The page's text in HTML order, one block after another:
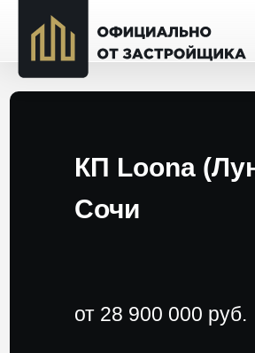
КП Loona
Сочи
от 28 900 000 руб.